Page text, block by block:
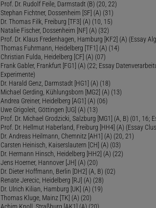
Prof. Dr. Rudolf Feile, Darmstadt (B) (20, 22)
Stephan Fichtner, Dossenheim [SF] (A) (31)
Dr. Thomas Filk, Freiburg [TF3] (A) (10, 15)
Natalie Fischer, Dossenheim [NF] (A) (32)
Prof. Dr. Klaus Fredenhagen, Hamburg [KF2] (A) (Essay
Thomas Fuhrmann, Heidelberg [TF1] (A) (14)
Christian Fulda, Heidelberg [CF] (A) (07)
Frank Gabler, Frankfurt [FG1] (A) (22; Essay
Experimente)
Dr. Harald Genz, Darmstadt [HG1] (A) (18)
Michael Gerding, Kühlungsborn [MG2] (A) (13)
Andrea Greiner, Heidelberg [AG1] (A) (06)
Uwe Grigoleit, Göttingen [UG] (A) (13)
Prof. Dr. Michael Grodzicki, Salzburg [MG1] (A, B) (01, 16;
Prof. Dr. Hellmut Haberland, Freiburg [HH4] (A) (Essay
Dr. Andreas Heilmann, Chemnitz [AH1] (A) (20, 21)
Carsten Heinisch, Kaiserslautern [CH] (A) (03)
Dr. Hermann Hinsch, Heidelberg [HH2] (A) (22)
Jens Hoerner, Hannover [JH] (A) (20)
Dr. Dieter Hoffmann, Berlin [DH2] (A, B) (02)
Renate Jerecic, Heidelberg [RJ] (A) (28)
Dr. Ulrich Kilian, Hamburg [UK] (A) (19)
Thomas Kluge, Mainz [TK] (A) (20)